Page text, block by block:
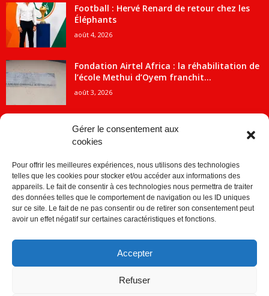
Gérer le consentement aux
cookies
Pour offrir les meilleures expériences, nous utilisons des technologies
telles que les cookies pour stocker et/ou accéder aux informations des
appareils. Le fait de consentir à ces technologies nous permettra de traiter
des données telles que le comportement de navigation ou les ID uniques
sur ce site. Le fait de ne pas consentir ou de retirer son consentement peut
avoir un effet négatif sur certaines caractéristiques et fonctions.
Accepter
Refuser
Football : Hervé Renard de retour chez les
Éléphants
août 4, 2026
Fondation Airtel Africa : la réhabilitation de
l’école Methui d’Oyem franchit...
août 3, 2026
CATÉGORIE POPULAIRE
ACTUALITES
Economie 2091
1840
Société
Sport 859